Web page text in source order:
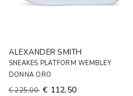
ALEXANDER SMITH
SNEAKES PLATFORM WEMBLEY
DONNA ORO
€ 225,00 € 112,50